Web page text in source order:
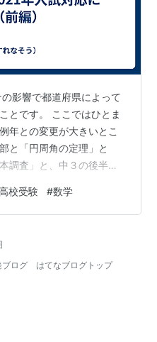
影響で都道府県によって
とです。 ここではひとま
年との変更が大きいとこ
と「円周角の定理」と
調査」と、中３の後半内
題を多めにする」という
都道府県の試験要項を参
います。特に、図形分野
ょう。入試問題の多く
出題になります。具…
校受験 #数学
ブログ
はてなブログトップ